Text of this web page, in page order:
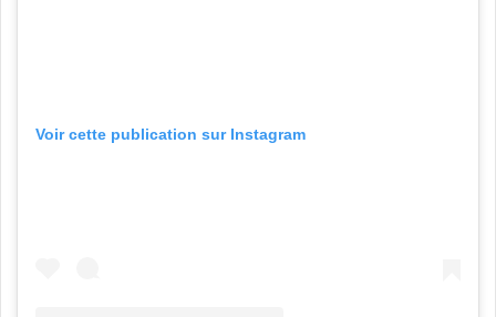
Voir cette publication sur Instagram